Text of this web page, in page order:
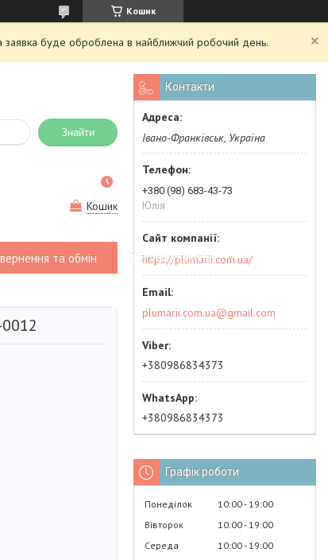
Кошик
заявка буде оброблена в найближчий робочий день.
Знайти
Кошик
та обмін Відгуки клієнтів
Контакти
Івано-Франківськ, Україна
+380 (98) 683-43-73
Юлія
https://plumarii.com.ua/
plumarii.com.ua@gmail.com
+380986834373
+380986834373
Графік роботи
Понеділок 10:00 19:00
Вівторок
10:00 19:00
Середа
10:00 19:00